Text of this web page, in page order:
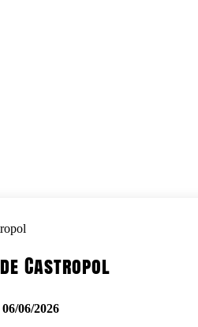
Castropol
06/06/2026